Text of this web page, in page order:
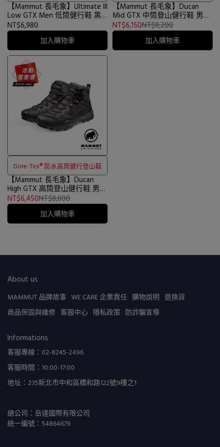
【Mammut 長毛象】Ultimate III
Low GTX Men 低筒健行鞋 黑
色 男款 #3030-04660
NT$6,980
加入購物車
【Mammut 長毛象】Ducan
Mid GTX 中筒登山健行鞋 男款
黑/鈦金灰 #3030-03541
NT$6,150NT$8,200
加入購物車
Gore-Tex® 防水高筒健行登山鞋
【Mammut 長毛象】Ducan
High GTX 高筒登山健行鞋 男款
黑 #3030-03471
NT$6,450NT$8,600
加入購物車
About us
MAMMUT 品牌故事 WE CARE 企業責任 購物說明 退換貨
商品保固與維修 客服中心 隱私政策 防詐騙宣導
Informations
客服專線：02-8245-2496
客服時間：10:00-17:00
地址：235新北市中和區橋和路122號9樓之1
總公司：岳達國際有限公司
統一編號：54864679